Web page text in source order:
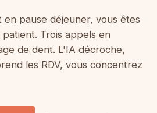
pause déjeuner, vous êtes
Trois appels en
de dent. L'IA décroche,
les RDV, vous concentrez